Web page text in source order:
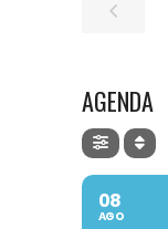
AGENDA
08
AGO